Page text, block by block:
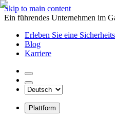
Skip to main content
Ein führendes Unternehmen im
Erleben Sie eine
Blog
Karriere
Plattform